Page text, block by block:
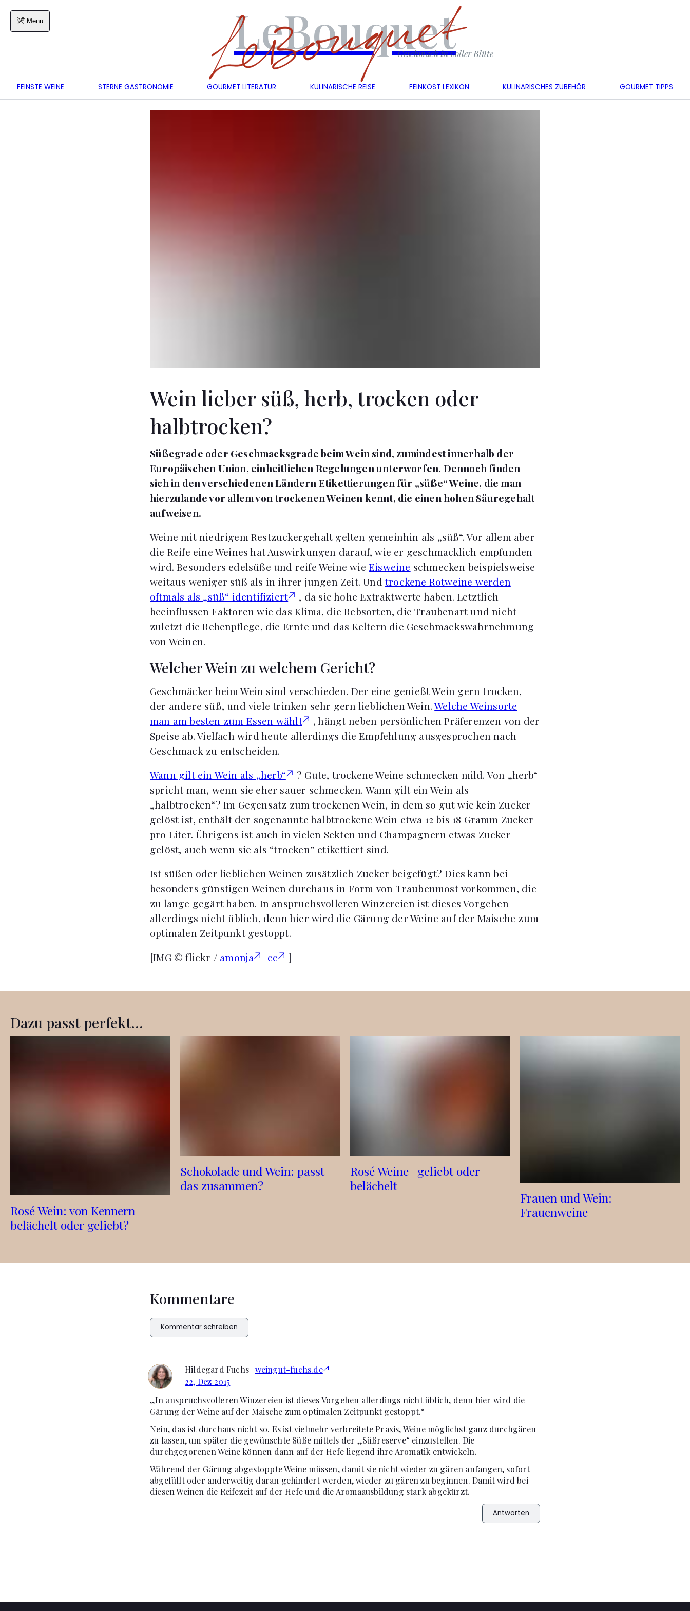
Menu LeBouquet
Geschmack in voller Blüte
FEINSTE WEINE STERNE GASTRONOMIE GOURMET LITERATUR KULINARISCHE REISE FEINKOST LEXIKON KULINARISCHES ZUBEHÖR GOURMET TIPPS
Wein lieber süß, herb, trocken oder
halbtrocken?
Süßegrade oder Geschmacksgrade beim Wein sind, zumindest innerhalb der
Europäischen Union, einheitlichen Regelungen unterworfen. Dennoch finden
sich in den verschiedenen Ländern Etikettierungen für „süße“ Weine, die man
hierzulande vor allem von trockenen Weinen kennt, die einen hohen Säuregehalt
aufweisen.
Weine mit niedrigem Restzuckergehalt gelten gemeinhin als „süß“. Vor allem aber
die Reife eine Weines hat Auswirkungen darauf, wie er geschmacklich empfunden
wird. Besonders edelsüße und reife Weine wieEisweine schmecken beispielsweise
weitaus weniger süß als in ihrer jungen Zeit. Undtrockene Rotweine werden
oftmals als „süß“ identifiziert
, da sie hohe Extraktwerte haben. Letztlich
beeinflussen Faktoren wie das Klima, die Rebsorten, die Traubenart und nicht
zuletzt die Rebenpflege, die Ernte und das Keltern die Geschmackswahrnehmung
von Weinen.
Welcher Wein zu welchem Gericht?
Geschmäcker beim Wein sind verschieden. Der eine genießt Wein gern trocken,
der andere süß, und viele trinken sehr gern lieblichen Wein.Welche Weinsorte
man am besten zum Essen wählt
, hängt neben persönlichen Präferenzen von der
Speise ab. Vielfach wird heute allerdings die Empfehlung ausgesprochen nach
Geschmack zu entscheiden.
Wann gilt ein Wein als „herb“
? Gute, trockene Weine schmecken mild. Von „herb“
spricht man, wenn sie eher sauer schmecken. Wann gilt ein Wein als
„halbtrocken“? Im Gegensatz zum trockenen Wein, in dem so gut wie kein Zucker
gelöst ist, enthält der sogenannte halbtrockene Wein etwa 12 bis 18 Gramm Zucker
pro Liter. Übrigens ist auch in vielen Sekten und Champagnern etwas Zucker
gelöst, auch wenn sie als “trocken” etikettiert sind.
Ist süßen oder lieblichen Weinen zusätzlich Zucker beigefügt? Dies kann bei
besonders günstigen Weinen durchaus in Form von Traubenmost vorkommen, die
zu lange gegärt haben. In anspruchsvolleren Winzereien ist dieses Vorgehen
allerdings nicht üblich, denn hier wird die Gärung der Weine auf der Maische zum
optimalen Zeitpunkt gestoppt.
[IMG © flickr / amonja cc ]
Dazu passt perfekt...
Rosé Wein: von Kennern
belächelt oder geliebt?
Schokolade und Wein: passt
das zusammen?
Rosé Weine | geliebt oder
belächelt
Frauen und Wein:
Frauenweine
Kommentare
Kommentar schreiben
Hildegard Fuchs | weingut-fuchs.de
22, Dez 2015
„In anspruchsvolleren Winzereien ist dieses Vorgehen allerdings nicht üblich, denn hier wird die
Gärung der Weine auf der Maische zum optimalen Zeitpunkt gestoppt.“
Nein, das ist durchaus nicht so. Es ist vielmehr verbreitete Praxis, Weine möglichst ganz durchgären
zu lassen, um später die gewünschte Süße mittels der „Süßreserve“ einzustellen. Die
durchgegorenen Weine können dann auf der Hefe liegend ihre Aromatik entwickeln.
Während der Gärung abgestoppte Weine müssen, damit sie nicht wieder zu gären anfangen, sofort
abgefüllt oder anderweitig daran gehindert werden, wieder zu gären zu beginnen. Damit wird bei
diesen Weinen die Reifezeit auf der Hefe und die Aromaausbildung stark abgekürzt.
Antworten